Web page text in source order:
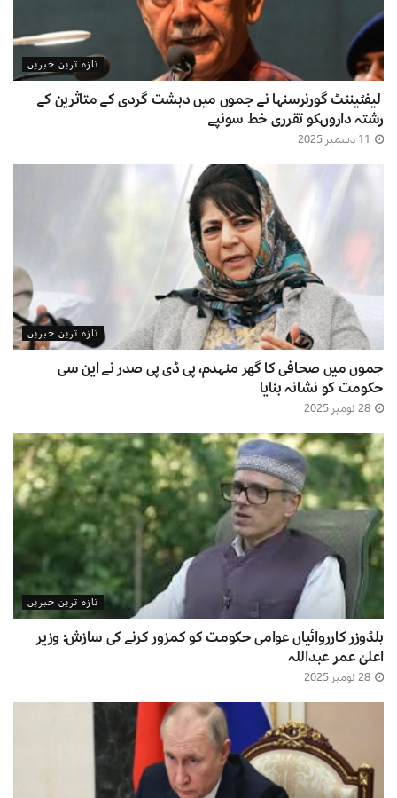
تازہ ترین خبریں
لیفٹیننٹ گورنرسنہا نے جموں میں دہشت گردی کے متاثرین کے
رشتہ داروںکو تقرری خط سونپے
تازہ ترین خبریں
جموں میں صحافی کا گھر منہدم، پی ڈی پی صدر نے این سی
حکومت کو نشانہ بنایا
تازہ ترین خبریں
بلڈوزر کارروائیاں عوامی حکومت کو کمزور کرنے کی سازش: وزیر
اعلیٰ عمر عبداللہ